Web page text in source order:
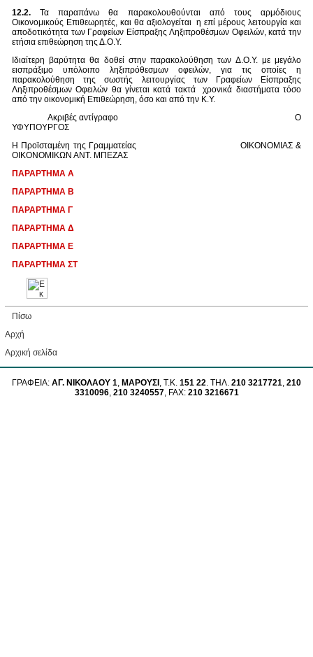
12.2. Τα παραπάνω θα παρακολουθούνται από τους αρμόδιους
Οικονομικούς Επιθεωρητές, και θα αξιολογείται η επί μέρους λειτουργία και
αποδοτικότητα των Γραφείων Είσπραξης Ληξιπροθέσμων Οφειλών, κατά την
ετήσια επιθεώρηση της Δ.Ο.Υ.
Ιδιαίτερη βαρύτητα θα δοθεί στην παρακολούθηση των Δ.Ο.Υ. με μεγάλο
εισπράξιμο υπόλοιπο ληξιπρόθεσμων οφειλών, για τις οποίες η
παρακολούθηση της σωστής λειτουργίας των Γραφείων Είσπραξης
Ληξιπροθέσμων Οφειλών θα γίνεται κατά τακτά χρονικά διαστήματα τόσο
από την οικονομική Επιθεώρηση, όσο και από την Κ.Υ.
Ακριβές αντίγραφο Ο
ΥΦΥΠΟΥΡΓΟΣ
Η Προϊσταμένη της Γραμματείας ΟΙΚΟΝΟΜΙΑΣ &
ΟΙΚΟΝΟΜΙΚΩΝ ΑΝΤ. ΜΠΕΖΑΣ
ΠΑΡΑΡΤΗΜΑ Α
ΠΑΡΑΡΤΗΜΑ Β
ΠΑΡΑΡΤΗΜΑ Γ
ΠΑΡΑΡΤΗΜΑ Δ
ΠΑΡΑΡΤΗΜΑ Ε
ΠΑΡΑΡΤΗΜΑ ΣΤ
Πίσω
Αρχή
Aρχική σελίδα
ΓΡΑΦΕΙΑ: ΑΓ. ΝΙΚΟΛΑΟΥ 1, ΜΑΡΟΥΣΙ , Τ.Κ. 151 22. ΤΗΛ. 210 3217721, 210
3310096, 210 3240557, FAX: 210 3216671